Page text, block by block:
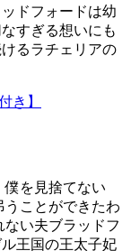
ドフォードは幼
すぎる想いにも
るラチェリアの
を見捨てない
うことができたわ
い夫ブラッドフ
王国の王太子妃